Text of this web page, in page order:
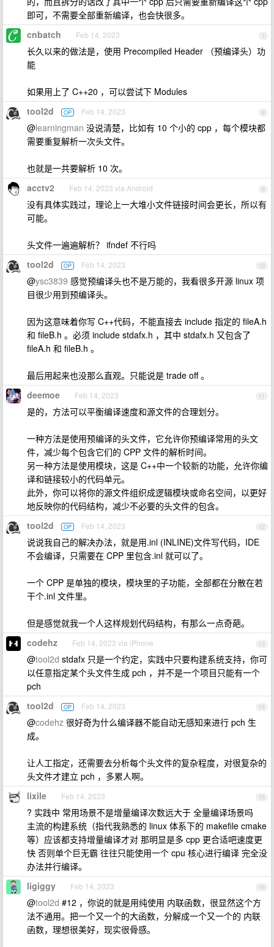
即可，不需要全部重新编译，也会快很多。
7
cnbatch Feb 14, 2023
长久以来的做法是，使用 Precompiled Header （预编译头）功
能
如果用上了 C++20 ，可以尝试下 Modules
8
tool2d OP Feb 14, 2023
@learningman 没说清楚，比如有 10 个小的 cpp ，每个模块都
需要重复解析一次头文件。
也就是一共要解析 10 次。
9
acctv2 Feb 14, 2023 via Android
没有具体实践过，理论上一大堆小文件链接时间会更长，所以有
可能。
头文件一遍遍解析？ ifndef 不行吗
10
tool2d OP Feb 14, 2023
@ysc3839 感觉预编译头也不是万能的，我看很多开源 linux 项
目很少用到预编译头。
因为这意味着你写 C++代码，不能直接去 include 指定的 fileA.h
和 fileB.h 。必须 include stdafx.h ，其中 stdafx.h 又包含了
fileA.h 和 fileB.h 。
最后用起来也没那么直观。只能说是 trade off 。
11
deemoe Feb 14, 2023
是的，方法可以平衡编译速度和源文件的合理划分。
一种方法是使用预编译的头文件，它允许你预编译常用的头文
件，减少每个包含它们的 CPP 文件的解析时间。
另一种方法是使用模块，这是 C++中一个较新的功能，允许你编
译和链接较小的代码单元。
此外，你可以将你的源文件组织成逻辑模块或命名空间，以更好
地反映你的代码结构，减少不必要的头文件的包含。
12
tool2d OP Feb 14, 2023
说说我自己的解决办法，就是用.inl (INLINE)文件写代码，IDE
不会编译，只需要在 CPP 里包含.inl 就可以了。
一个 CPP 是单独的模块，模块里的子功能，全部都在分散在若
干个.inl 文件里。
但是感觉就我一个人这样规划代码结构，有那么一点奇葩。
13
codehz Feb 14, 2023 via iPhone
@tool2d stdafx 只是一个约定，实践中只要构建系统支持，你可
以任意指定某个头文件生成 pch ，并不是一个项目只能有一个
pch
14
tool2d OP Feb 14, 2023
@codehz 很好奇为什么编译器不能自动无感知来进行 pch 生
成。
让人工指定，还需要去分析每个头文件的复杂程度，对很复杂的
头文件才建立 pch ，多累人啊。
15
lixile Feb 14, 2023
? 实践中 常用场景不是增量编译次数远大于 全量编译场景吗
主流的构建系统（指代我熟悉的 linux 体系下的 makefile cmake
等）应该都支持增量编译才对 那明显是多 cpp 更合适吧速度更
快 否则单个巨无霸 往往只能使用一个 cpu 核心进行编译 完全没
办法并行编译。
16
ligiggy Feb 14, 2023
@tool2d #12 ，你说的就是用纯使用 内联函数，很显然这个方
法不通用。把一个又一个的大函数，分解成一个又一个的 内联
函数，理想很美好，现实很骨感。